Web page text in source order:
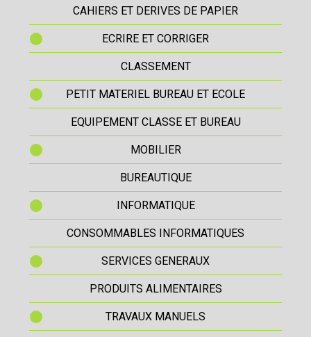
CAHIERS ET DERIVES DE PAPIER
ECRIRE ET CORRIGER
CLASSEMENT
PETIT MATERIEL BUREAU ET ECOLE
EQUIPEMENT CLASSE ET BUREAU
MOBILIER
BUREAUTIQUE
INFORMATIQUE
CONSOMMABLES INFORMATIQUES
SERVICES GENERAUX
PRODUITS ALIMENTAIRES
TRAVAUX MANUELS